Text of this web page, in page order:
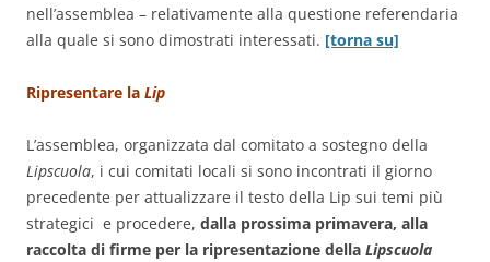
nell’assemblea – relativamente alla questione referendaria
alla quale si sono dimostrati interessati. [torna su]
Ripresentare la Lip
L’assemblea, organizzata dal comitato a sostegno della
Lipscuola, i cui comitati locali si sono incontrati il giorno
precedente per attualizzare il testo della Lip sui temi più
strategici e procedere, dalla prossima primavera, alla
raccolta di firme per la ripresentazione della Lipscuola